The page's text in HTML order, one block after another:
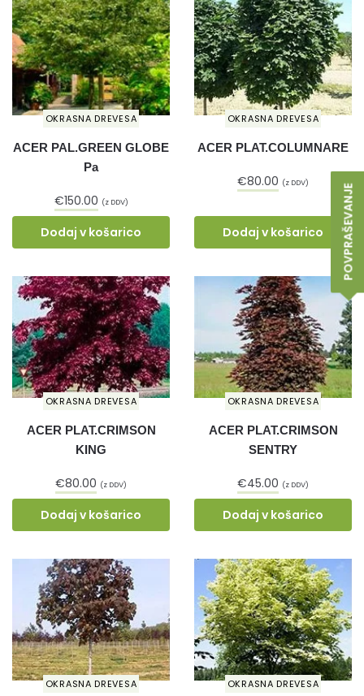
POVPRAŠEVANJE
OKRASNA DREVESA
ACER PAL.GREEN GLOBE
Pa
€150.00 (z DDV)
Dodaj v košarico
OKRASNA DREVESA
ACER PLAT.COLUMNARE
€80.00 (z DDV)
Dodaj v košarico
OKRASNA DREVESA
ACER PLAT.CRIMSON
KING
€80.00 (z DDV)
Dodaj v košarico
OKRASNA DREVESA
ACER PLAT.CRIMSON
SENTRY
€45.00 (z DDV)
Dodaj v košarico
OKRASNA DREVESA OKRASNA DREVESA